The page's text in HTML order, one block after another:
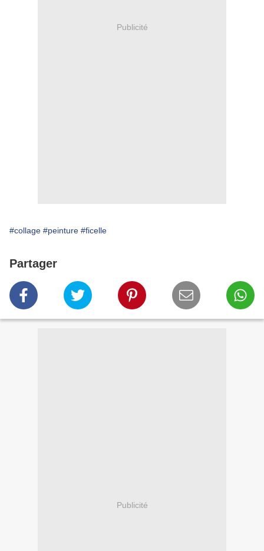
Publicité
#collage #peinture #ficelle
Partager
Publicité